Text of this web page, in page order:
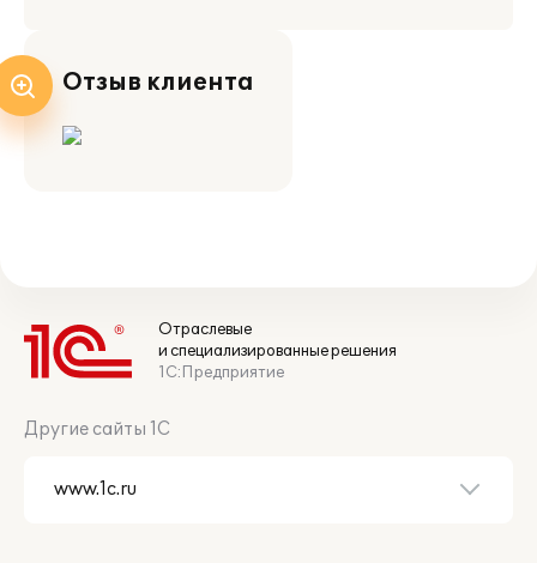
Отзыв клиента
Отраслевые
и специализированные решения
1С:Предприятие
Другие сайты 1С